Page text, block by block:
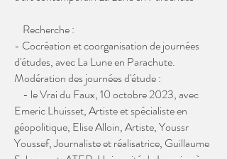
Recherche :
- Cocréation et coorganisation de journées
d'études, avec La Lune en Parachute.
Modération des journées d'étude :
- le Vrai du Faux, 10 octobre 2023, avec
Emeric Lhuisset, Artiste et spécialiste en
géopolitique, Elise Alloin, Artiste, Youssr
Youssef, Journaliste et réalisatrice, Guillaume